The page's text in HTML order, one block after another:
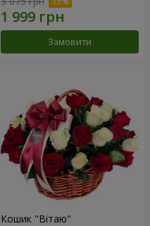
Замовити
Кошик "Вітаю"